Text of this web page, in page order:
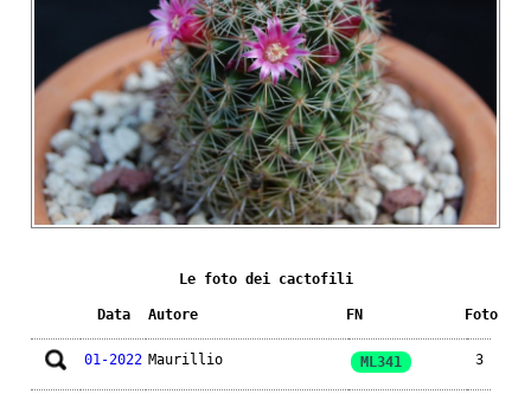
Le foto dei cactofili
Data Autore FN Foto
01-2022 Maurillio ML341 3